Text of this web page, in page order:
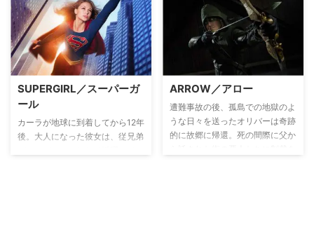
豊かすぎる異色のチームが危機か
ら世界を救って《レジェンド》に
なるべく、様々な時代を飛び越え
て戦っていくSFアクション。
がある日、粒子加速器の爆発の影
響を受け昏睡状態に。目が覚める
と、超高速で走ることができる能
力を身につけていた。同じように
爆発のエネルギーで能力を身につ
けた人（＝メタヒューマン）がそ
の力を犯罪に利用していることを
知り、閃光の如く街を駆け巡る
「フラッシュ」として、街を守っ
ていく。
SUPERGIRL／スーパーガ
ール
カーラが地球に到着してから12年
後。大人になった彼女は、従兄弟
ARROW／アロー
遭難事故の後、孤島での地獄のよ
うな日々を送ったオリバーは奇跡
的に故郷に帰還。死の間際に父か